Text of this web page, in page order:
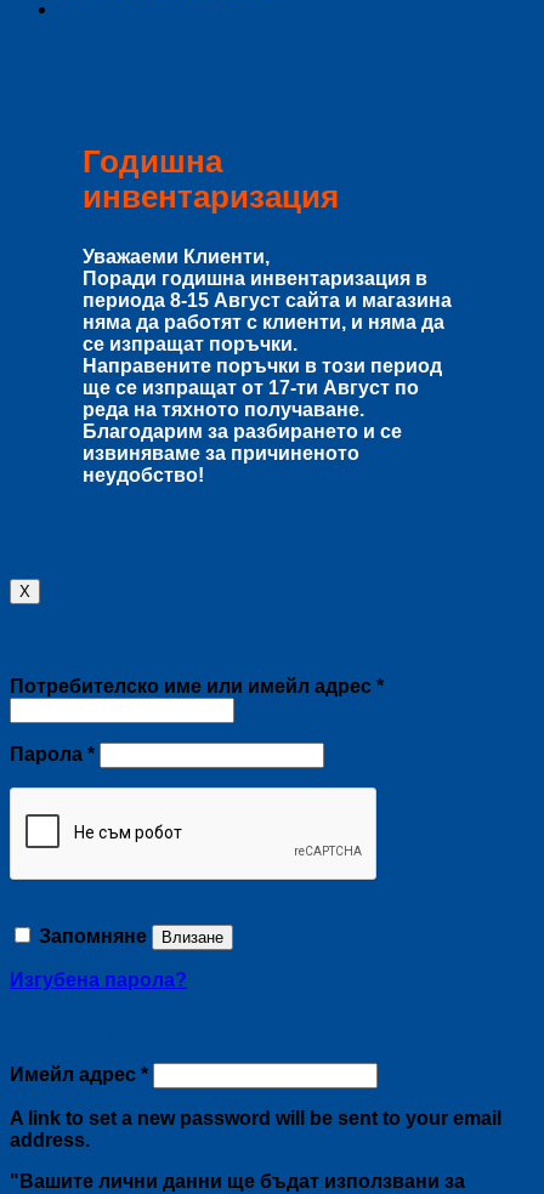
Годишна
инвентаризация
Уважаеми Клиенти,
Поради годишна инвентаризация в
периода 8-15 Август сайта и магазина
няма да работят с клиенти, и няма да
се изпращат поръчки.
Направените поръчки в този период
ще се изпращат от 17-ти Август по
реда на тяхното получаване.
Благодарим за разбирането и се
извиняваме за причиненото
неудобство!
X
Потребителско име или имейл адрес *Задължително
Парола *Задължително
Запомняне Влизане
Изгубена парола?
Имейл адрес *Задължително
A link to set a new password will be sent to your email
address.
"Вашите лични данни ще бъдат използвани за